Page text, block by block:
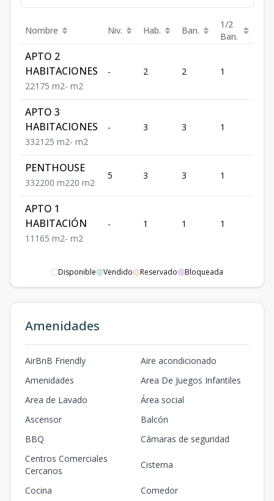
Nombre Niv. Hab. Ban.
1/2
Ban.
APTO 2
HABITACIONES
221 75 m2- m2
- 2 2 1
APTO 3
HABITACIONES
332125 m2- m2
- 3 3 1
PENTHOUSE
332200 m220 m2
5 3 3 1
APTO 1
HABITACIÓN
1 1 1 65 m2- m2
- 1 1 1
Disponible Vendido Reservado Bloqueada
Amenidades
AirBnB Friendly
Aire acondicionado
Amenidades
Area De Juegos Infantiles
Area de Lavado
Área social
Ascensor
Balcón
BBQ
Cámaras de seguridad
Centros Comerciales
Cercanos
Cisterna
Cocina
Comedor